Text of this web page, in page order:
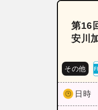
第16
安川
その他
日時